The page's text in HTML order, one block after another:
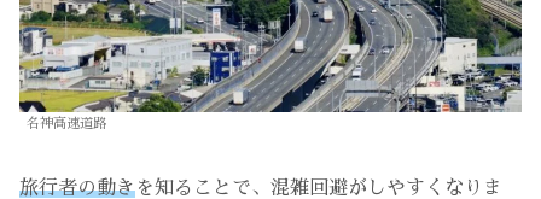
名神高速道路
旅行者の動きを知ることで、混雑回避がしやすくなりま